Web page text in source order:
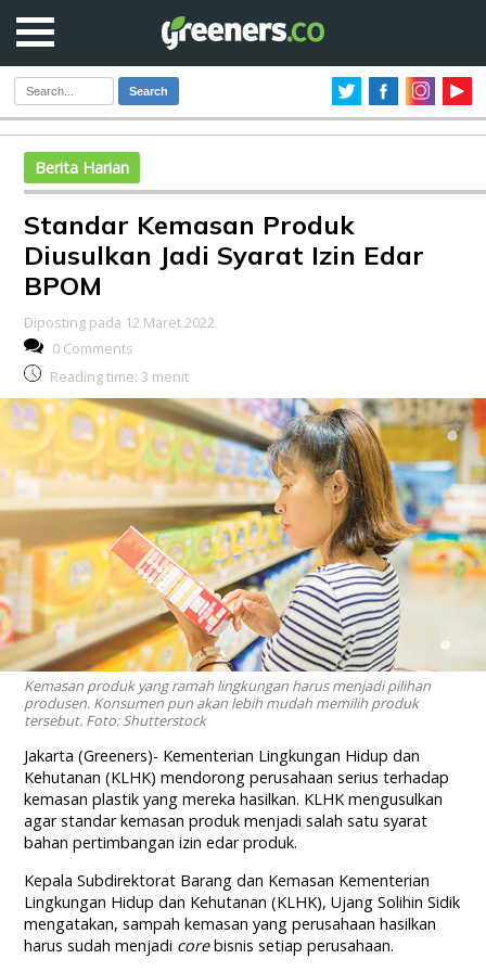
Search
Berita Harian
Standar Kemasan Produk
Diusulkan Jadi Syarat Izin Edar
BPOM
Diposting pada 12 Maret 2022
0 Comments
Reading time: 3 menit
Kemasan produk yang ramah lingkungan harus menjadi pilihan
produsen. Konsumen pun akan lebih mudah memilih produk
tersebut. Foto: Shutterstock
Jakarta (Greeners)- Kementerian Lingkungan Hidup dan
Kehutanan (KLHK) mendorong perusahaan serius terhadap
kemasan plastik yang mereka hasilkan. KLHK mengusulkan
agar standar kemasan produk menjadi salah satu syarat
bahan pertimbangan izin edar produk.
Kepala Subdirektorat Barang dan Kemasan Kementerian
Lingkungan Hidup dan Kehutanan (KLHK), Ujang Solihin Sidik
mengatakan, sampah kemasan yang perusahaan hasilkan
harus sudah menjadi corebisnis setiap perusahaan.